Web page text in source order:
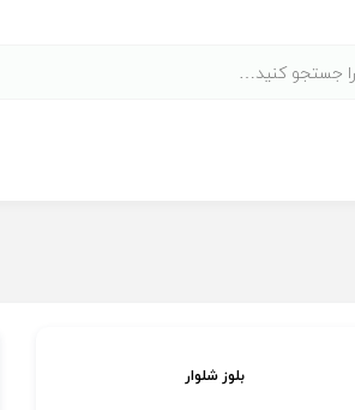
بلوز شلوار